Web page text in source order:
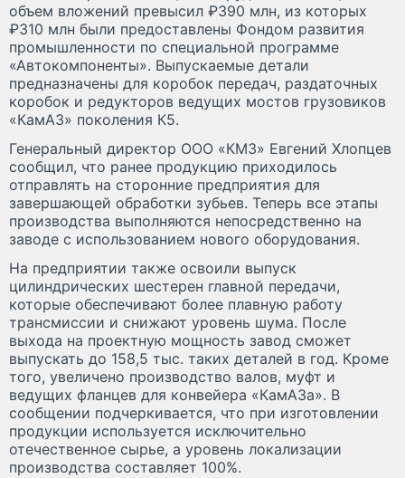
объем вложений превысил ₽390 млн, из которых
₽310 млн были предоставлены Фондом развития
промышленности по специальной программе
«Автокомпоненты». Выпускаемые детали
предназначены для коробок передач, раздаточных
коробок и редукторов ведущих мостов грузовиков
«КамАЗ» поколения К5.
Генеральный директор ООО «КМЗ» Евгений Хлопцев
сообщил, что ранее продукцию приходилось
отправлять на сторонние предприятия для
завершающей обработки зубьев. Теперь все этапы
производства выполняются непосредственно на
заводе с использованием нового оборудования.
На предприятии также освоили выпуск
цилиндрических шестерен главной передачи,
которые обеспечивают более плавную работу
трансмиссии и снижают уровень шума. После
выхода на проектную мощность завод сможет
выпускать до 158,5 тыс. таких деталей в год. Кроме
того, увеличено производство валов, муфт и
ведущих фланцев для конвейера «КамАЗа». В
сообщении подчеркивается, что при изготовлении
продукции используется исключительно
отечественное сырье, а уровень локализации
производства составляет 100%.